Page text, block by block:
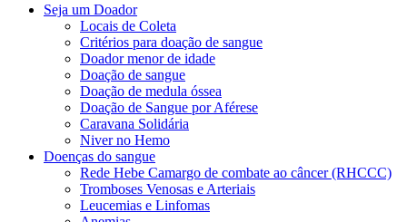
Seja um Doador
Locais de Coleta
Critérios para doação de sangue
Doador menor de idade
Doação de sangue
Doação de medula óssea
Doação de Sangue por Aférese
Caravana Solidária
Niver no Hemo
Doenças do sangue
Rede Hebe Camargo de combate ao câncer (RHCCC)
Tromboses Venosas e Arteriais
Leucemias e Linfomas